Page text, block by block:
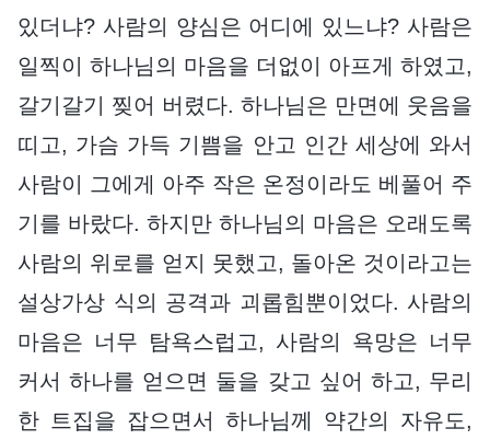
있더냐? 사람의 양심은 어디에 있느냐? 사람은
일찍이 하나님의 마음을 더없이 아프게 하였고,
갈기갈기 찢어 버렸다. 하나님은 만면에 웃음을
띠고, 가슴 가득 기쁨을 안고 인간 세상에 와서
사람이 그에게 아주 작은 온정이라도 베풀어 주
기를 바랐다. 하지만 하나님의 마음은 오래도록
사람의 위로를 얻지 못했고, 돌아온 것이라고는
설상가상 식의 공격과 괴롭힘뿐이었다. 사람의
마음은 너무 탐욕스럽고, 사람의 욕망은 너무
커서 하나를 얻으면 둘을 갖고 싶어 하고, 무리
한 트집을 잡으면서 하나님께 약간의 자유도,